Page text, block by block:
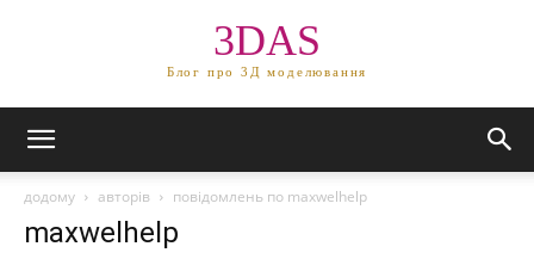
3DAS
Блог про 3Д моделювання
додому авторів повідомлень по maxwelhelp
maxwelhelp